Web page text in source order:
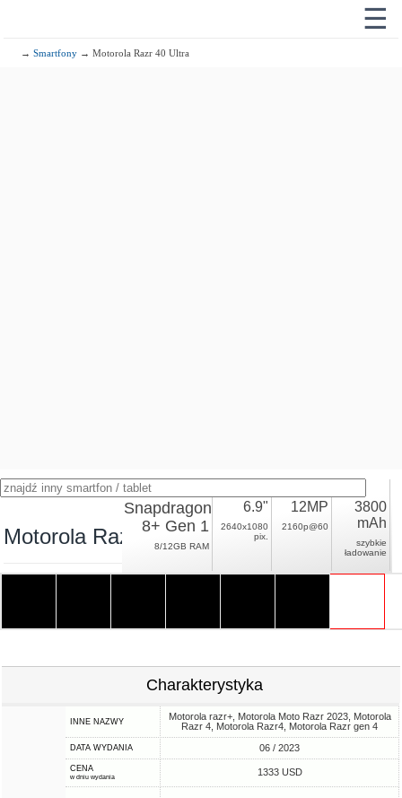
☰
→Smartfony → Motorola Razr 40 Ultra
Motorola Razr 40 Ultra
Snapdragon
8+ Gen 1
8/12GB RAM
6.9"
2640x1080
pix.
12MP
2160p@60
3800
mAh
szybkie
ładowanie
Charakterystyka
INNE NAZWY
Motorola razr+, Motorola Moto Razr 2023, Motorola
Razr 4, Motorola Razr4, Motorola Razr gen 4
DATA WYDANIA 06 / 2023
CENA
w dniu wydania 1333 USD